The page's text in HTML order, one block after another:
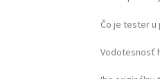
Čo je tester u
Vodotesnosť